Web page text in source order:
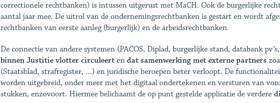
correctionele rechtbanken) is intussen uitgerust met MaCH. Ook de burgerlijke
aantal jaar mee. De uitrol van de ondernemingsrechtbanken is gestart en wordt
rechtbanken van eerste aanleg (burgerlijk) en de arbeidsrechtbanken.
De connectie van andere systemen (PACOS, Diplad, burgerlijke stand, databank
binnen Justitie vlotter circuleerten dat samenwerking met externe partners
(Staatsblad, strafregister, …) en juridische beroepen beter verloopt. De
worden uitgebreid, onder meer met het digitaal ondertekenen en versturen van
stukken, enzovoort. Hiermee belichaamt de op punt gestelde applicatie de verdere